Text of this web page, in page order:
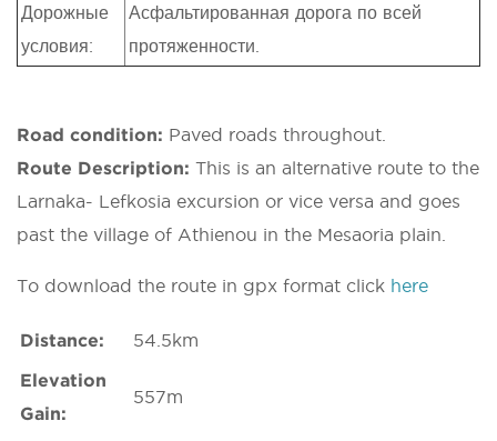
Дорожные
условия:
Асфальтированная дорога по всей
протяженности.
Road condition: Paved roads throughout.
Route Description: This is an alternative route to the
Larnaka- Lefkosia excursion or vice versa and goes
past the village of Athienou in the Mesaoria plain.
To download the route in gpx format click here
Distance:
54.5km
Elevation
Gain:
557m